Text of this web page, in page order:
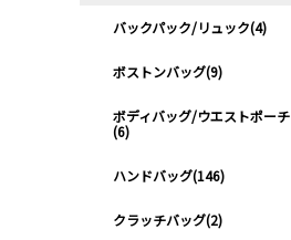
バックパック/リュック(4)
ボストンバッグ(9)
ボディバッグ/ウエストポーチ
(6)
ハンドバッグ(146)
クラッチバッグ(2)